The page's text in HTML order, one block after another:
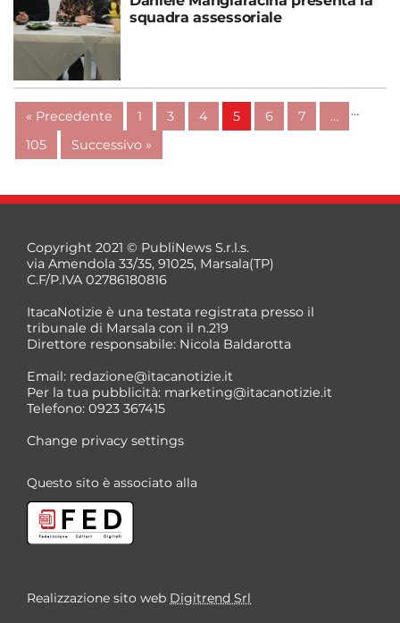
squadra assessoriale
« Precedente 1 …
3 4 5 6 7
…
105
Successivo »
Copyright 2021 © PubliNews S.r.l.s.
via Amendola 33/35, 91025, Marsala(TP)
C.F/P.IVA 02786180816
ItacaNotizie è una testata registrata presso il
tribunale di Marsala con il n.219
Direttore responsabile: Nicola Baldarotta
Email: redazione@itacanotizie.it
Per la tua pubblicità: marketing@itacanotizie.it
Telefono: 0923 367415
Change privacy settings
Questo sito è associato alla
Realizzazione sito web Digitrend Srl